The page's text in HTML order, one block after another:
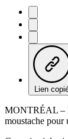
Lien
MONTRÉAL –
moustache pour